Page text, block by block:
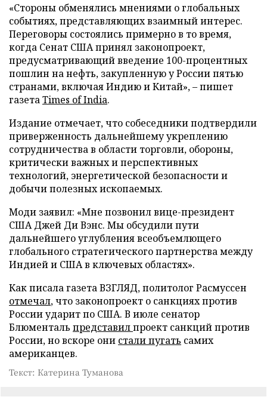
«Стороны обменялись мнениями о глобальных
событиях, представляющих взаимный интерес.
Переговоры состоялись примерно в то время,
когда Сенат США принял законопроект,
предусматривающий введение 100-процентных
пошлин на нефть, закупленную у России пятью
странами, включая Индию и Китай», – пишет
газетаTimes of India.
Издание отмечает, что собеседники подтвердили
приверженность дальнейшему укреплению
сотрудничества в области торговли, обороны,
критически важных и перспективных
технологий, энергетической безопасности и
добычи полезных ископаемых.
Моди заявил: «Мне позвонил вице-президент
США Джей Ди Вэнс. Мы обсудили пути
дальнейшего углубления всеобъемлющего
глобального стратегического партнерства между
Индией и США в ключевых областях».
Как писала газета ВЗГЛЯД, политолог Расмуссен
отмечал, что законопроект о санкциях против
России ударит по США. В июле сенатор
Блюменталь представилпроект санкций против
России, но вскоре они стали пугать самих
американцев.
Текст: Катерина Туманова